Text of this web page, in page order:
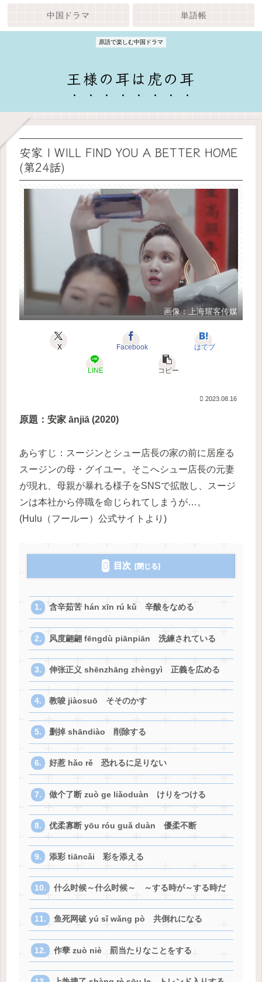
原語で楽しむ中国ドラマ
王様の耳は虎の耳
中国ドラマ 単語帳
安家 I WILL FIND YOU A BETTER HOME
(第24話)
画像：上海耀客传媒
X Facebook はてブ
LINE コピー
2023.08.16
原題：安家 ānjiā (2020)
あらすじ：スージンとシュー店長の家の前に居座る
スージンの母・グイユー。そこへシュー店長の元妻
が現れ、母親が暴れる様子をSNSで拡散し、スージ
ンは本社から停職を命じられてしまうが…。
(Hulu（フールー）公式サイトより)
目次
含辛茹苦 hán xīn rú kǔ 辛酸をなめる
风度翩翩 fēngdù piānpiān 洗練されている
伸张正义 shēnzhāng zhèngyì 正義を広める
教唆 jiàosuō そそのかす
删掉 shāndiào 削除する
好惹 hǎo rě 恐れるに足りない
做个了断 zuò ge liǎoduàn けりをつける
优柔寡断 yōu róu guǎ duàn 優柔不断
添彩 tiāncǎi 彩を添える
什么时候～什么时候～ ～する時が～する時だ
鱼死网破 yú sǐ wǎng pò 共倒れになる
作孽 zuò niè 罰当たりなことをする